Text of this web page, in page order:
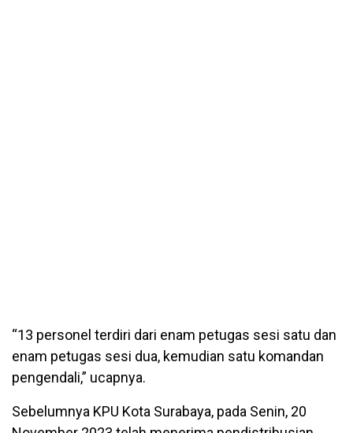
“13 personel terdiri dari enam petugas sesi satu dan
enam petugas sesi dua, kemudian satu komandan
pengendali,” ucapnya.
Sebelumnya KPU Kota Surabaya, pada Senin, 20